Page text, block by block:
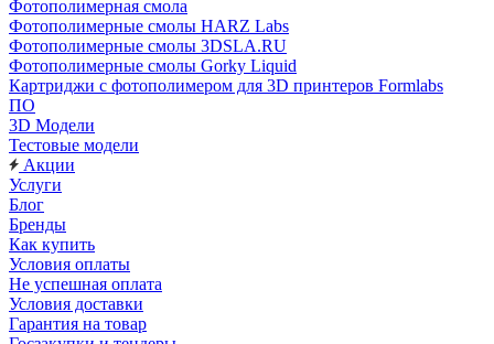
Фотополимерная смола
Фотополимерные смолы HARZ Labs
Фотополимерные смолы 3DSLA.RU
Фотополимерные смолы Gorky Liquid
Картриджи с фотополимером для 3D принтеров Formlabs
ПО
3D Модели
Тестовые модели
Акции
Услуги
Блог
Бренды
Как купить
Условия оплаты
Не успешная оплата
Условия доставки
Гарантия на товар